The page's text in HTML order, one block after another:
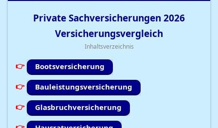
Private Sachversicherungen 2026
Versicherungsvergleich
Inhaltsverzeichnis
Bootsversicherung
Bauleistungsversicherung
Glasbruchversicherung